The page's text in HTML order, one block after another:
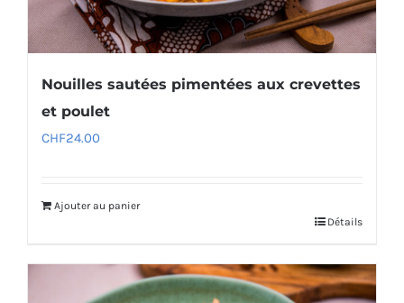
Nouilles sautées pimentées aux crevettes
et poulet
CHF24.00
Ajouter au panier
Détails